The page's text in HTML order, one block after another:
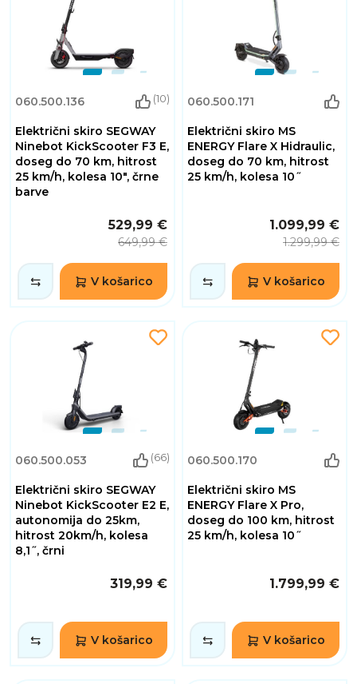
060.500.136 (10)
Električni skiro SEGWAY
Ninebot KickScooter F3 E,
doseg do 70 km, hitrost
25 km/h, kolesa 10", črne
barve
529,99 €
649,99 €
V košarico
060.500.171
Električni skiro MS
ENERGY Flare X Hidraulic,
doseg do 70 km, hitrost
25 km/h, kolesa 10˝
1.099,99 €
1.299,99 €
V košarico
060.500.053 (66)
Električni skiro SEGWAY
Ninebot KickScooter E2 E,
autonomija do 25km,
hitrost 20km/h, kolesa
8,1˝, črni
319,99 €
V košarico
060.500.170
Električni skiro MS
ENERGY Flare X Pro,
doseg do 100 km, hitrost
25 km/h, kolesa 10˝
1.799,99 €
V košarico